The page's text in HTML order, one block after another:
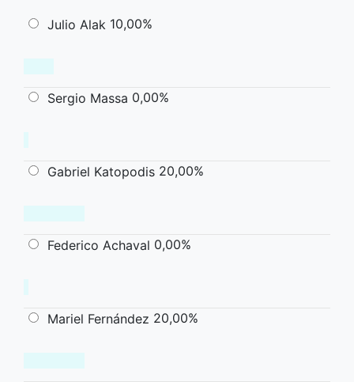
Julio Alak 10,00%
Sergio Massa 0,00%
Gabriel Katopodis 20,00%
Federico Achaval 0,00%
Mariel Fernández 20,00%